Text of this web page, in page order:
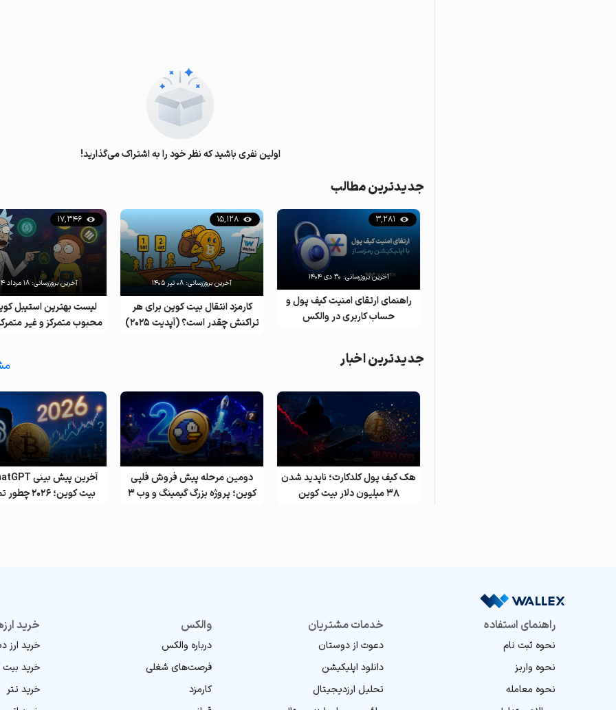
اولین نفری باشید که نظر خود را به اشتراک می‌گذارید!
جدیدترین مطالب
راهنمای ارتقای امنیت کیف پول و
حساب کاربری در والکس
3,281
آخرین بروزرسانی: ۳۰ دی ۱۴۰۴
کارمزد انتقال بیت کوین برای هر
تراکنش چقدر است؟ (آپدیت ۲۰۲۵)
15,128
آخرین بروزرسانی: ۰۸ تیر ۱۴۰۵
لیست بهترین استیبل
محبوب متمرکز و غیر
17,346
آخرین بروزرسانی: ۱۸ مرداد ۱۴۰۴
جدیدترین اخبار
هک کیف پول کلدکارت؛ ناپدید شدن
۳۸ میلیون دلار بیت کوین
دومین مرحله پیش فروش فلپی
کوین؛ پروژه بزرگ گیمینگ و وب ۳
بیت کوین؛ ۲۰۲۶
راهنمای استفاده
نحوه ثبت نام
نحوه واریز
نحوه معامله
خدمات مشتریان
دعوت از دوستان
دانلود اپلیکیشن
تحلیل ارز‌دیجیتال
والکس
درباره والکس
فرصت‌های شغلی
کارمزد
خرید
خرید ارز
خرید
خرید تتر